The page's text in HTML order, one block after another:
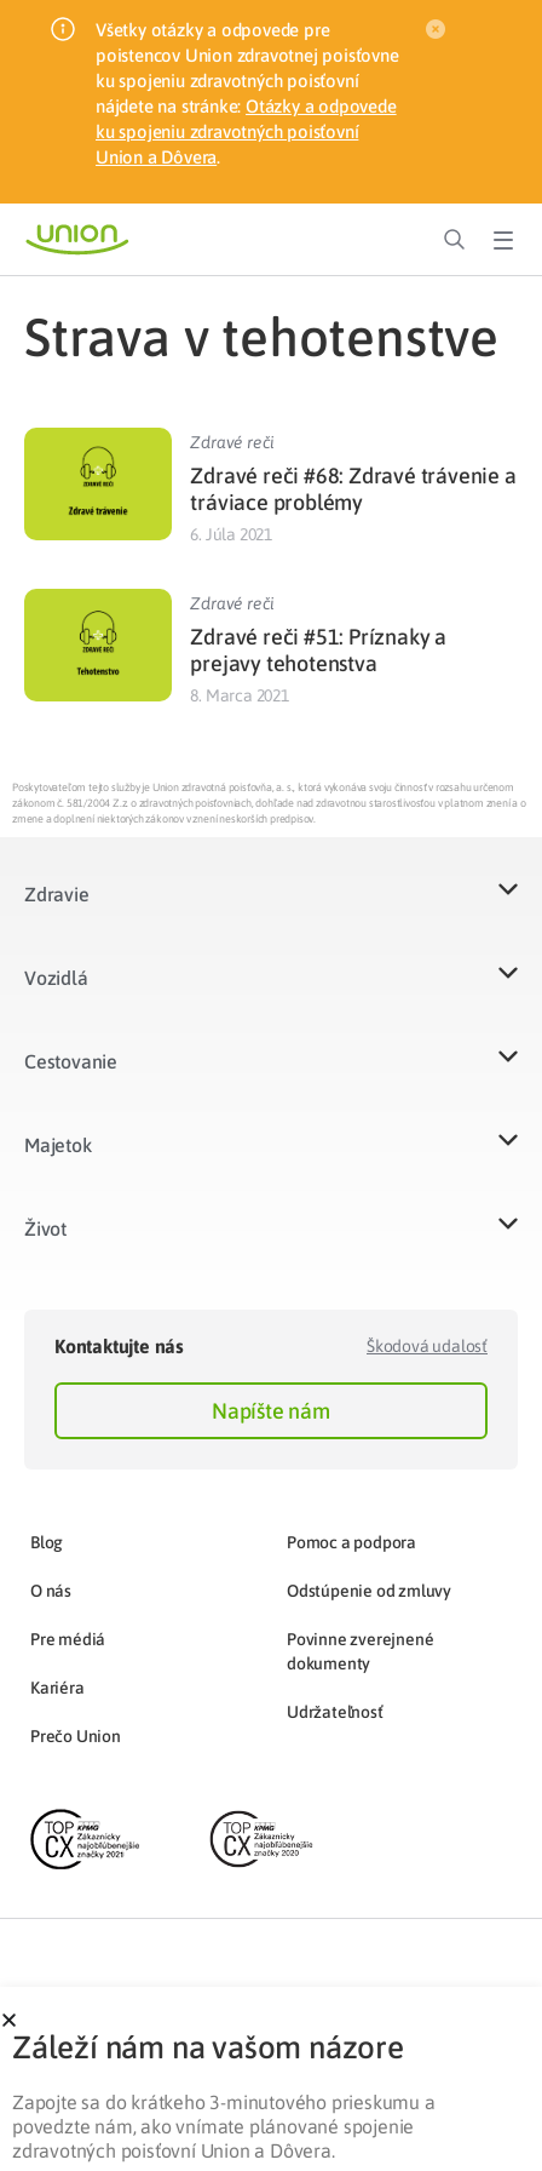
Všetky otázky a odpovede pre
poistencov Union zdravotnej poisťovne
ku spojeniu zdravotných poisťovní
nájdete na stránke: Otázky a odpovede
ku spojeniu zdravotných poisťovní
Union a Dôvera.
strava v tehotenstve
Zdravé reči
Zdravé reči #68: Zdravé trávenie a
tráviace problémy
6. Júla 2021
Zdravé reči
Zdravé reči #51: Príznaky a
prejavy tehotenstva
8. Marca 2021
Poskytovateľom tejto služby je Union zdravotná poisťovňa, a. s., ktorá vykonáva svoju činnosť v rozsahu určenom
zákonom č. 581/2004 Z.z. o zdravotných poisťovniach, dohľade nad zdravotnou starostlivosťou v platnom znení a o
zmene a doplnení niektorých zákonov v znení neskorších predpisov.
Zdravie
Vozidlá​
Cestovanie
Majetok​
Život​
Kontaktujte nás Škodová udalosť
Napíšte nám
Blog
O nás
Pre médiá
Kariéra
Prečo Union
Pomoc a podpora
Odstúpenie od zmluvy
Povinne zverejnené
dokumenty
Udržateľnosť
Partnerská zóna Ochrana osobných údajov
Záleží nám na vašom názore
Zapojte sa do krátkeho 3-minutového prieskumu a
povedzte nám, ako vnímate plánované spojenie
zdravotných poisťovní Union a Dôvera.